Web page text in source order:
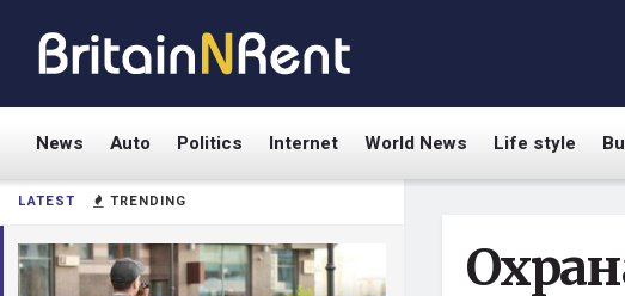
LATEST TRENDING
News Auto Politics Internet World News Life style